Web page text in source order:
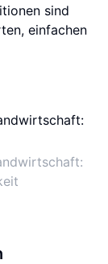
sind
einfachen